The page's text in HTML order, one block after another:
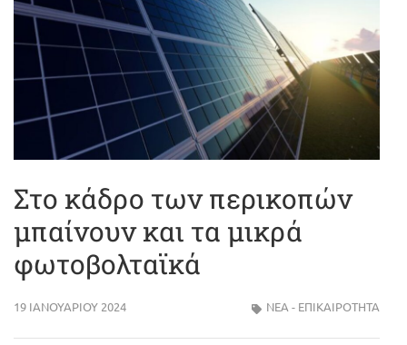
Στο κάδρο των περικοπών
μπαίνουν και τα μικρά
φωτοβολταϊκά
19 ΙΑΝΟΥΑΡΊΟΥ 2024 ΝΈΑ - ΕΠΙΚΑΙΡΌΤΗΤΑ